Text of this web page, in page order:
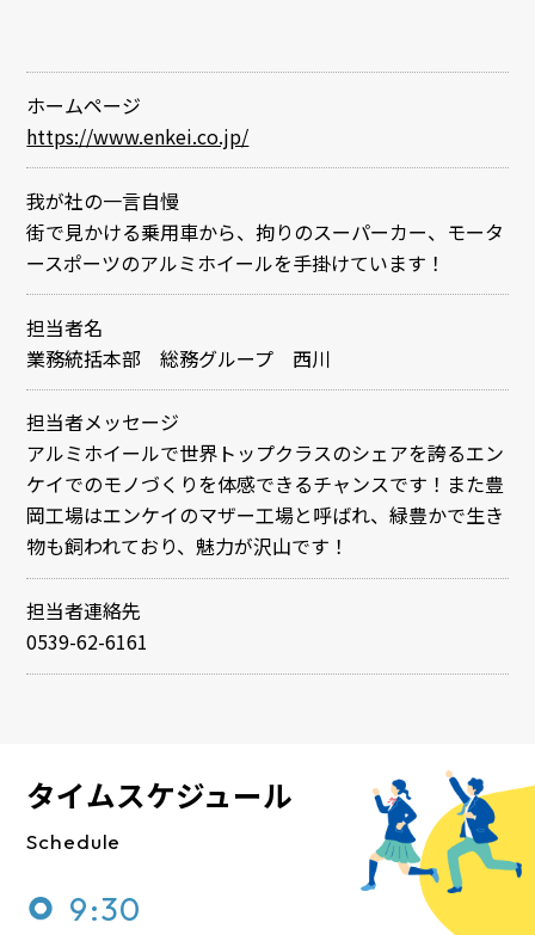
ホームページ
https://www.enkei.co.jp/
我が社の一言自慢
街で見かける乗用車から、拘りのスーパーカー、モータ
ースポーツのアルミホイールを手掛けています！
担当者名
業務統括本部 総務グループ 西川
担当者メッセージ
アルミホイールで世界トップクラスのシェアを誇るエン
ケイでのモノづくりを体感できるチャンスです！また豊
岡工場はエンケイのマザー工場と呼ばれ、緑豊かで生き
物も飼われており、魅力が沢山です！
担当者連絡先
0539-62-6161
タイムスケジュール
Schedule
9:30